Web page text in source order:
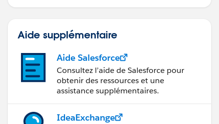
Aide supplémentaire
Aide Salesforce
Consultez l’aide de Salesforce pour
obtenir des ressources et une
assistance supplémentaires.
IdeaExchange